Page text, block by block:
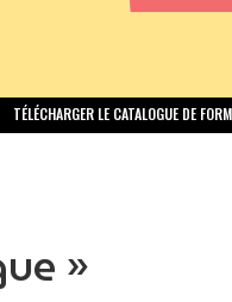
TÉLÉCHARGER LE CATALOGUE DE
»